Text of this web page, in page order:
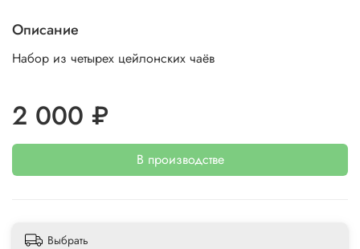
Описание
Набор из четырех цейлонских чаёв
2 000 ₽
В производстве
Выбрать